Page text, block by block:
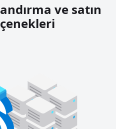
ve satın